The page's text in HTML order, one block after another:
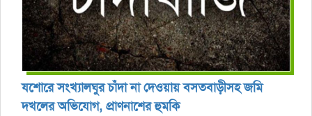
যশোরে সংখ্যালঘুর চাঁদা না দেওয়ায় বসতবাড়ীসহ জমি
দখলের অভিযোগ, প্রাণনাশের হুমকি